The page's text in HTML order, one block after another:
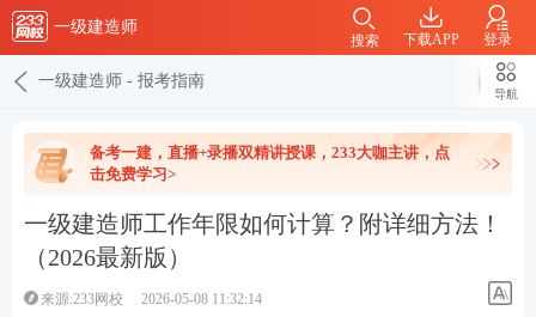
一级建造师
下载APP 登录
搜索
一级建造师 - 报考指南
导航
备考一建，直播+录播双精讲授课，233大咖主讲，点
击免费学习>
一级建造师工作年限如何计算？附详细方法！
（2026最新版）
来源:233网校 2026-05-08 11:32:14